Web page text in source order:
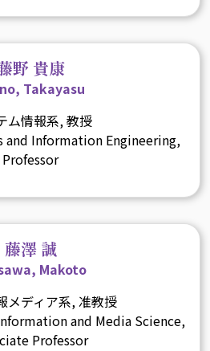
野 貴康
Takayasu
ム情報系, 教授
Information Engineering,
Professor
藤澤 誠
Makoto
メディア系, 准教授
and Media Science,
Professor